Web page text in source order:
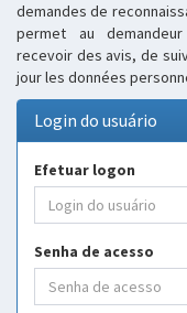
demandes de
permet au
recevoir des avis, de
jour les données
Login do usuário
Efetuar logon
Senha de acesso